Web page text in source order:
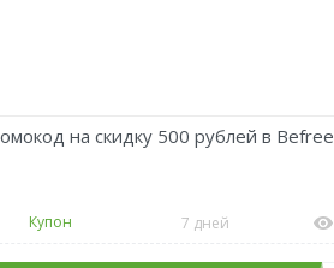
на скидку 500 рублей в Befree
Купон 7 дней